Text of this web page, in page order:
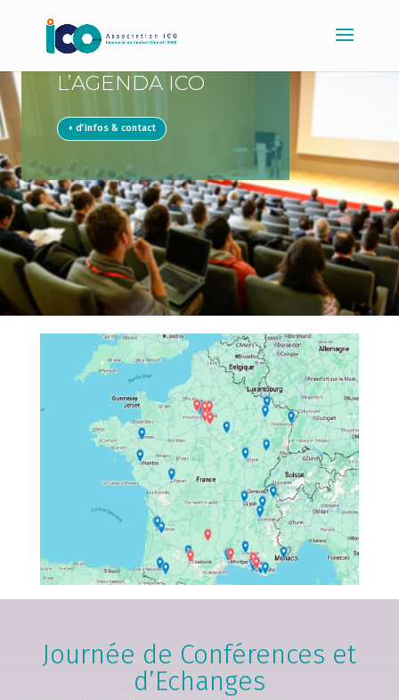
L’AGENDA ICO
+ d’infos & contact
Journée de Conférences et
d’Echanges